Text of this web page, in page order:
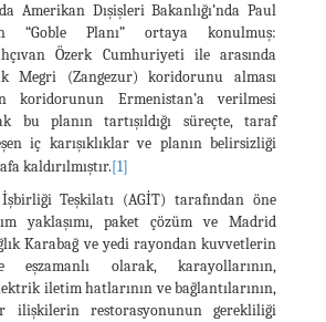
Amerikan Dışişleri Bakanlığı’nda Paul
“Goble Planı” ortaya konulmuş:
Özerk Cumhuriyeti ile arasında
Megri (Zangezur) koridorunu alması
koridorunun Ermenistan’a verilmesi
bu planın tartışıldığı süreçte, taraf
iç karışıklıklar ve planın belirsizliği
kaldırılmıştır.[1]
Teşkilatı (AGİT) tarafından öne
yaklaşımı, paket çözüm ve Madrid
Karabağ ve yedi rayondan kuvvetlerin
eşzamanlı olarak, karayollarının,
iletim hatlarının ve bağlantılarının,
ilişkilerin restorasyonunun gerekliliği